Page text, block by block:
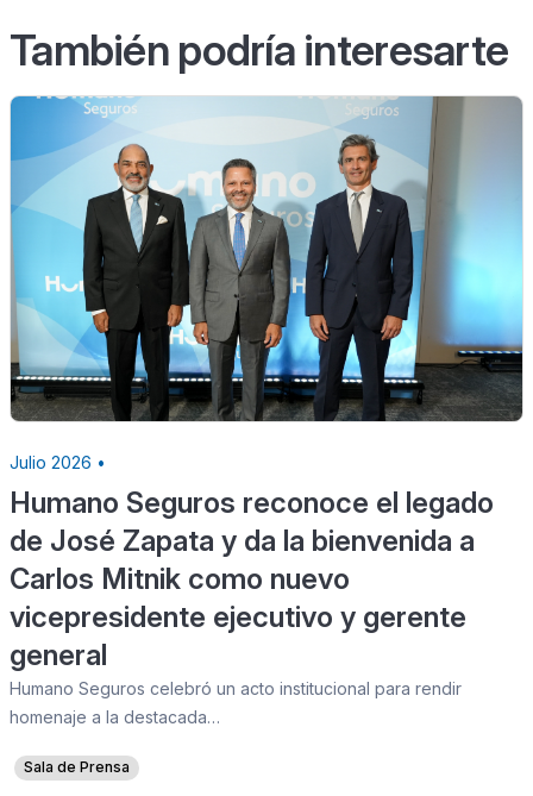
También podría interesarte
Julio 2026 •
Humano Seguros reconoce el legado
de José Zapata y da la bienvenida a
Carlos Mitnik como nuevo
vicepresidente ejecutivo y gerente
general
Humano Seguros celebró un acto institucional para rendir
homenaje a la destacada…
Sala de Prensa